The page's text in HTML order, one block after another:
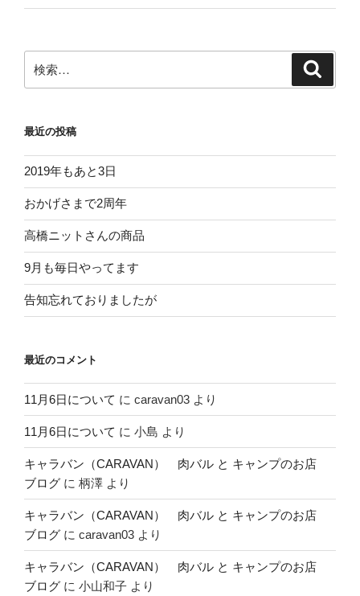
索:
最近の投稿
2019年もあと3日
おかげさまで2周年
高橋ニットさんの商品
9月も毎日やってます
告知忘れておりましたが
最近のコメント
11月6日について に caravan03 より
11月6日について に 小島 より
キャラバン（CARAVAN） 肉バル と キャンプのお店
ブログ に 柄澤 より
キャラバン（CARAVAN） 肉バル と キャンプのお店
ブログ に caravan03 より
キャラバン（CARAVAN） 肉バル と キャンプのお店
ブログ に 小山和子 より